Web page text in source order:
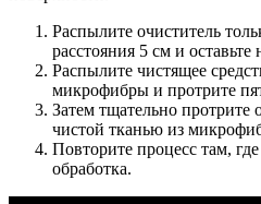
Распылите очиститель
расстояния 5 см и оставьте
Распылите чистящее
микрофибры и протрите
Затем тщательно протрите
чистой тканью из
Повторите процесс там,
обработка.